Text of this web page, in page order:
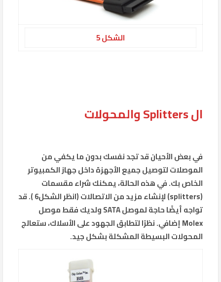
الشكل 5
ال Splitters والمحولات
في بعض الأحيان قد تجد نفسك بدون ما يكفي من
الموصلات لتوصيل جميع الأجهزة داخل جهاز الكمبيوتر
الخاص بك. في هذه الحالة، يمكنك شراء مقسمات
(splitters) لإنشاء مزيد من الاتصالات (انظر الشكل6 ). قد
تواجه أيضًا حاجة لموصل SATA ولديك فقط موصل
Molex إضافي. نظرًا لتطابق الجهود على الأسلاك، ستعالج
المحولات البسيطة المشكلة بشكل جيد.